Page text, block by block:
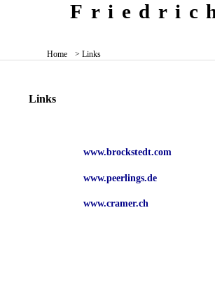
Home > Links
Links
www.brockstedt.com
www.peerlings.de
www.cramer.ch